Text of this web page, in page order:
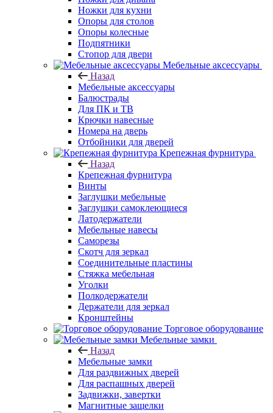
Ножки для кухни
Опоры для столов
Опоры колесные
Подпятники
Стопор для двери
Мебельные аксессуары
Назад
Мебельные аксессуары
Балюстрады
Для ПК и ТВ
Крючки навесные
Номера на дверь
Отбойники для дверей
Крепежная фурнитура
Назад
Крепежная фурнитура
Винты
Заглушки мебельные
Заглушки самоклеющиеся
Латодержатели
Мебельные навесы
Саморезы
Скотч для зеркал
Соединительные пластины
Стяжка мебельная
Уголки
Полкодержатели
Держатели для зеркал
Кронштейны
Торговое оборудование
Мебельные замки
Назад
Мебельные замки
Для раздвижных дверей
Для распашных дверей
Задвижки, завертки
Магнитные защелки